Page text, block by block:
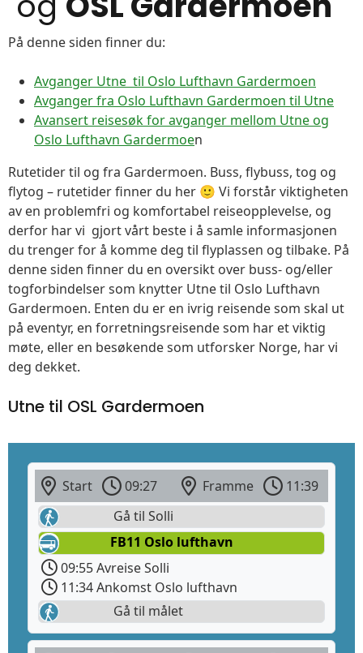
På denne siden finner du:
Avganger Utne til Oslo Lufthavn Gardermoen
Avganger fra Oslo Lufthavn Gardermoen til Utne
Avansert reisesøk for avganger mellom Utne og
Oslo Lufthavn Gardermoen
Rutetider til og fra Gardermoen. Buss, flybuss, tog og
flytog – rutetider finner du her 🙂 Vi forstår viktigheten
av en problemfri og komfortabel reiseopplevelse, og
derfor har vi gjort vårt beste i å samle informasjonen
du trenger for å komme deg til flyplassen og tilbake. På
denne siden finner du en oversikt over buss- og/eller
togforbindelser som knytter Utne til Oslo Lufthavn
Gardermoen. Enten du er en ivrig reisende som skal ut
på eventyr, en forretningsreisende som har et viktig
møte, eller en besøkende som utforsker Norge, har vi
deg dekket.
Utne til OSL Gardermoen
Start 09:27 Framme
11:39
Gå til Solli
FB11 Oslo lufthavn
09:55 Avreise Solli
11:34 Ankomst Oslo lufthavn
Gå til målet